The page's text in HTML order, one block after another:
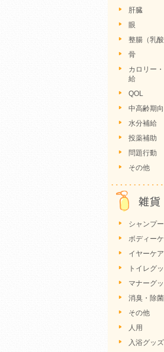
肝臓
眼
整腸（乳
骨
カロリー
給
QOL
中高齢期
水分補給
投薬補助
問題行動
その他
シャンプー
ボディー
イヤーケア
トイレグ
マナーグ
消臭・除
その他
人用
入浴グッズ